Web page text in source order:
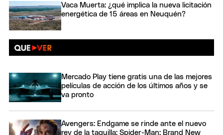
Vaca Muerta: ¿qué implica la nueva licitación
energética de 15 áreas en Neuquén?
Mercado Play tiene gratis una de las mejores
películas de acción de los últimos años y se
va pronto
Avengers: Endgame se rinde ante el nuevo
rey de la taquilla: Spider-Man: Brand New